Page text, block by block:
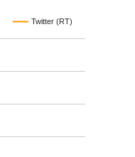
Twitter (RT)